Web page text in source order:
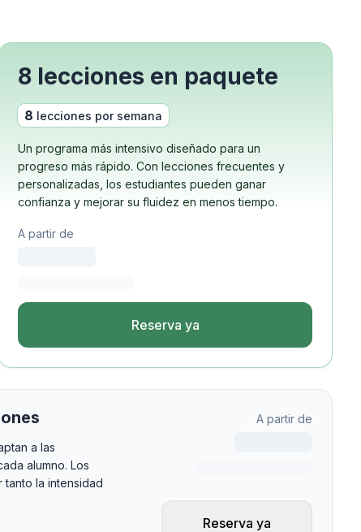
8 lecciones en paquete
8 lecciones por semana
Un programa más intensivo diseñado para un
progreso más rápido. Con lecciones frecuentes y
personalizadas, los estudiantes pueden ganar
confianza y mejorar su fluidez en menos tiempo.
A partir de
Reserva ya
a las
alumno. Los
tanto la intensidad
A partir de
Reserva ya